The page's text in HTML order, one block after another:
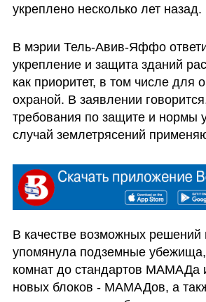
укреплено несколько лет назад.
В мэрии Тель-Авив-Яффо
укрепление и защита зданий
как приоритет, в том числе для
охраной. В заявлении
требования по защите и нормы
случай землетрясений
В качестве возможных решений
упомянула подземные
комнат до стандартов МАМАДа
новых блоков - МАМАДов, а